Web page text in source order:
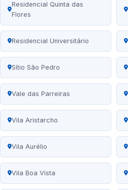
Residencial Quinta das
Flores
Residencial Universitário
Sítio São Pedro
Vale das Parreiras
Vila Aristarcho
Vila Aurélio
Vila Boa Vista